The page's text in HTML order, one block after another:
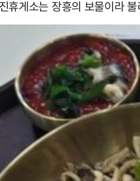
휴게소는 장흥의 보물이라